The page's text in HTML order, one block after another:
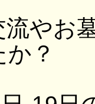
やお
？